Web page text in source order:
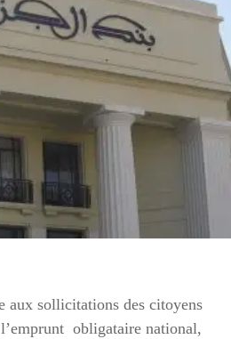
aux sollicitations des citoyens
obligataire national,